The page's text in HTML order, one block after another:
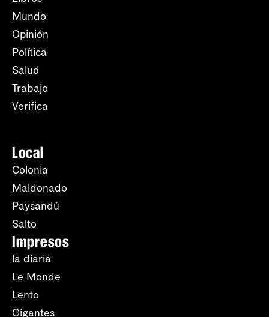
Mundo
Opinión
Política
Salud
Trabajo
Verifica
Local
Colonia
Maldonado
Paysandú
Salto
Impresos
la diaria
Le Monde
Lento
Gigantes